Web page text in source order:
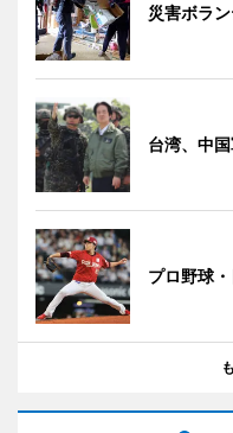
災害ボラ
台湾、中
プロ野球